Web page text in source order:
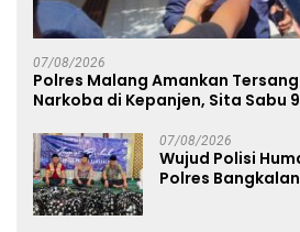
07/08/2026
Polres Malang Amankan
Narkoba di Kepanjen, Sita Sabu
07/08/2026
Wujud Polisi Humanis,
Polres